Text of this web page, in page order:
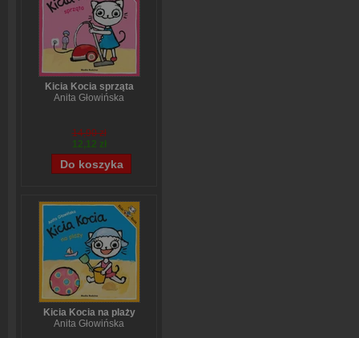
Kicia Kocia sprząta
Anita Głowińska
14,90 zł
12,12 zł
Kicia Kocia na plaży
Anita Głowińska